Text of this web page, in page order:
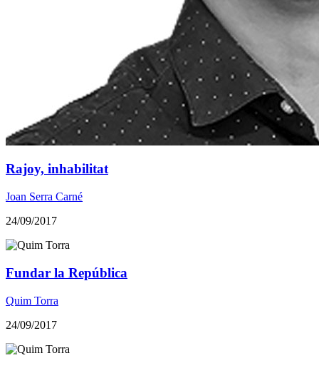
Rajoy, inhabilitat
Joan Serra Carné
24/09/2017
Fundar la República
Quim Torra
24/09/2017